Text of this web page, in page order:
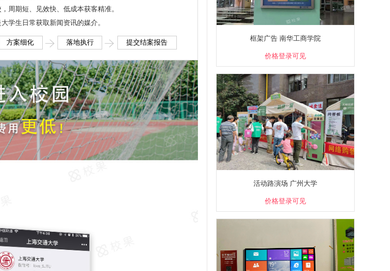
周期短、见效快、低成本获客精准。
学生日常获取新闻资讯的媒介。
方案细化 落地执行 提交结案报告
框架广告 南华工商学院
价格登录可见
活动路演场 广州大学
价格登录可见